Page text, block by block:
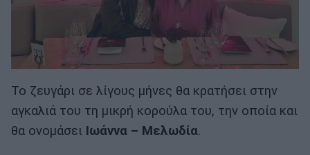
Το ζευγάρι σε λίγους μήνες θα κρατήσει στην
αγκαλιά του τη μικρή κορούλα του, την οποία και
θα ονομάσει Ιωάννα – Μελωδία.